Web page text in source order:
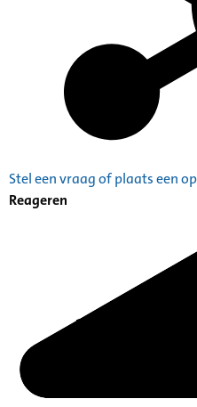
Stel een vraag of plaats een
Reageren